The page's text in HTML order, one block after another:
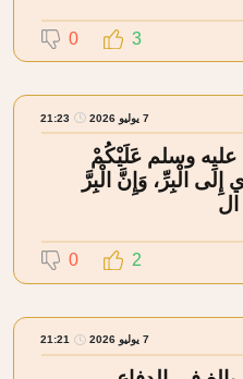
3
0
7 يوليو 2026 21:23
وسلم عَلَيْكُمْ
الْبِرِّ، وَإِنَّ الْبِرَّ
ال
2
0
7 يوليو 2026 21:21